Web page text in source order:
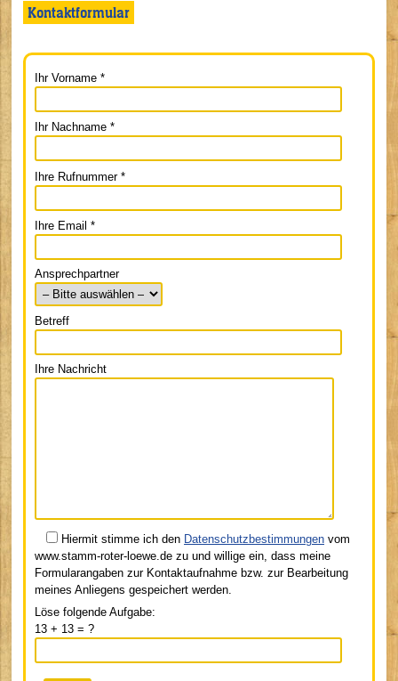
Kontaktformular
Ihr Vorname *
Ihr Nachname *
Bitte
lasse
Feld
leer.
Ihre Rufnummer *
Ihre Email *
Ansprechpartner
Betreff
Ihre Nachricht
Hiermit stimme ich den Datenschutzbestimmungen vom
www.stamm-roter-loewe.de zu und willige ein, dass meine
Formularangaben zur Kontaktaufnahme bzw. zur Bearbeitung
meines Anliegens gespeichert werden.
Löse folgende Aufgabe:
13 + 13 = ?